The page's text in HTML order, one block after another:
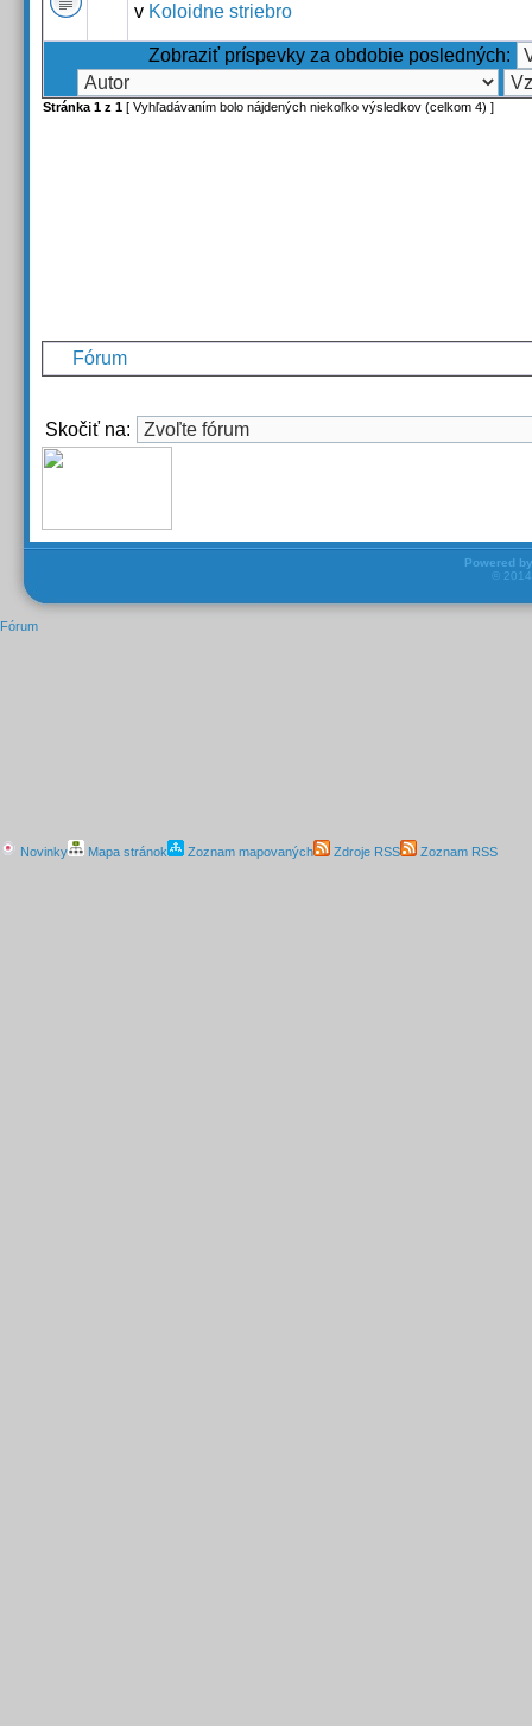
v Koloidne striebro
Zobraziť príspevky za obdobie posledných:
Stránka 1 z 1 [ Vyhľadávaním bolo nájdených niekoľko výsledkov (celkom 4) ]
Fórum
Skočiť na:
Powered by
©
Fórum
Novinky Mapa stránok Zoznam mapovaných Zdroje RSS Zoznam RSS